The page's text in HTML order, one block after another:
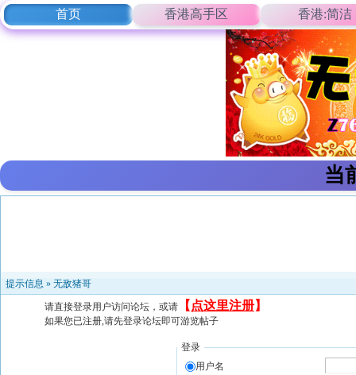
首页 香港高手区 香港:简洁
当
提示信息 » 无敌猪哥
请直接登录用户访问论坛，或请 【 点这里注册】
如果您已注册,请先登录论坛即可游览帖子
登录
用户名